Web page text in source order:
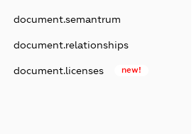
document.semantrum
document.relationships
document.licenses new!